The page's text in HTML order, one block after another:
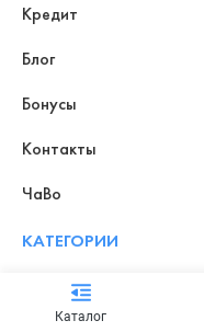
Каталог
Кредит
Блог
Бонусы
Контакты
ЧаВо
КАТЕГОРИИ
Смартфоны